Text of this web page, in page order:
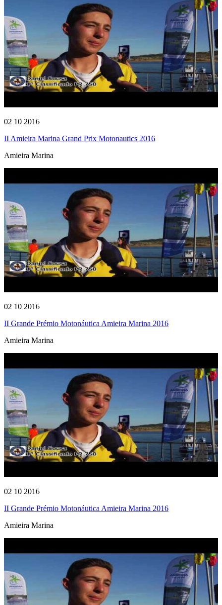
02 10 2016
II Amieira Marina Grand Prix Motonautics 2016
Amieira Marina
02 10 2016
II Grande Prémio Motonáutica Amieira Marina 2016
Amieira Marina
02 10 2016
II Grande Prémio Motonáutica Amieira Marina 2016
Amieira Marina